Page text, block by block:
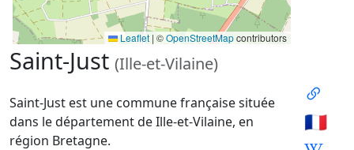
Leaflet | ©OpenStreetMapcontributors
Saint-Just (Ille-et-Vilaine)
Saint-Just est une commune française située
dans le département de Ille-et-Vilaine, en
région Bretagne.
🇫🇷